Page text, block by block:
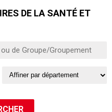
DE LA SANTÉ ET